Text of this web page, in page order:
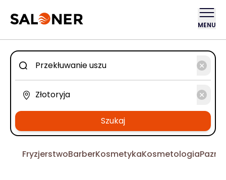
MENU
Szukaj
FryzjerstwoBarberKosmetykaKosmetologia